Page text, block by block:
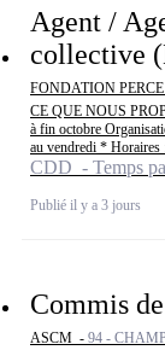
Agent /
collective
FONDATION
CE QUE NOUS
à fin octobre
au vendredi * Horaires :
CDD - Temps
Publié il y a 3 jours
Commis
ASCM - 94 -